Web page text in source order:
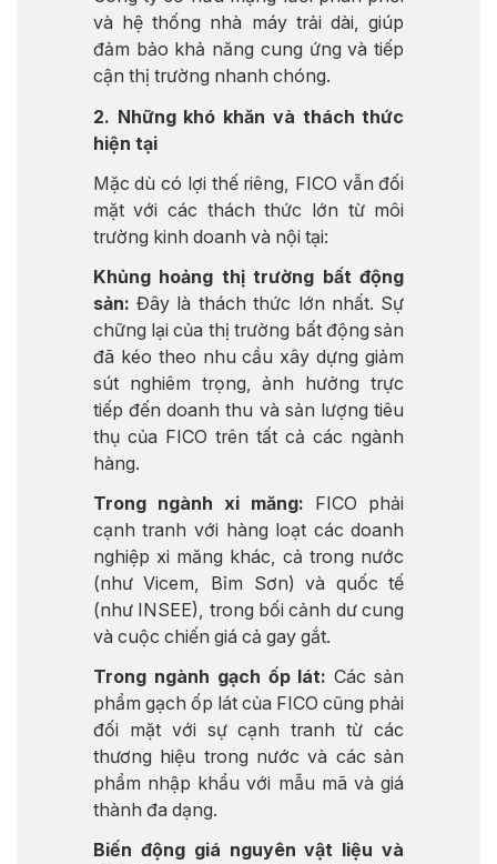
và hệ thống nhà máy trải dài, giúp
đảm bảo khả năng cung ứng và tiếp
cận thị trường nhanh chóng.
2. Những khó khăn và thách thức
hiện tại
Mặc dù có lợi thế riêng, FICO vẫn đối
mặt với các thách thức lớn từ môi
trường kinh doanh và nội tại:
Khủng hoảng thị trường bất động
sản: Đây là thách thức lớn nhất. Sự
chững lại của thị trường bất động sản
đã kéo theo nhu cầu xây dựng giảm
sút nghiêm trọng, ảnh hưởng trực
tiếp đến doanh thu và sản lượng tiêu
thụ của FICO trên tất cả các ngành
hàng.
Trong ngành xi măng: FICO phải
cạnh tranh với hàng loạt các doanh
nghiệp xi măng khác, cả trong nước
(như Vicem, Bỉm Sơn) và quốc tế
(như INSEE), trong bối cảnh dư cung
và cuộc chiến giá cả gay gắt.
Trong ngành gạch ốp lát: Các sản
phẩm gạch ốp lát của FICO cũng phải
đối mặt với sự cạnh tranh từ các
thương hiệu trong nước và các sản
phẩm nhập khẩu với mẫu mã và giá
thành đa dạng.
Biến động giá nguyên vật liệu và